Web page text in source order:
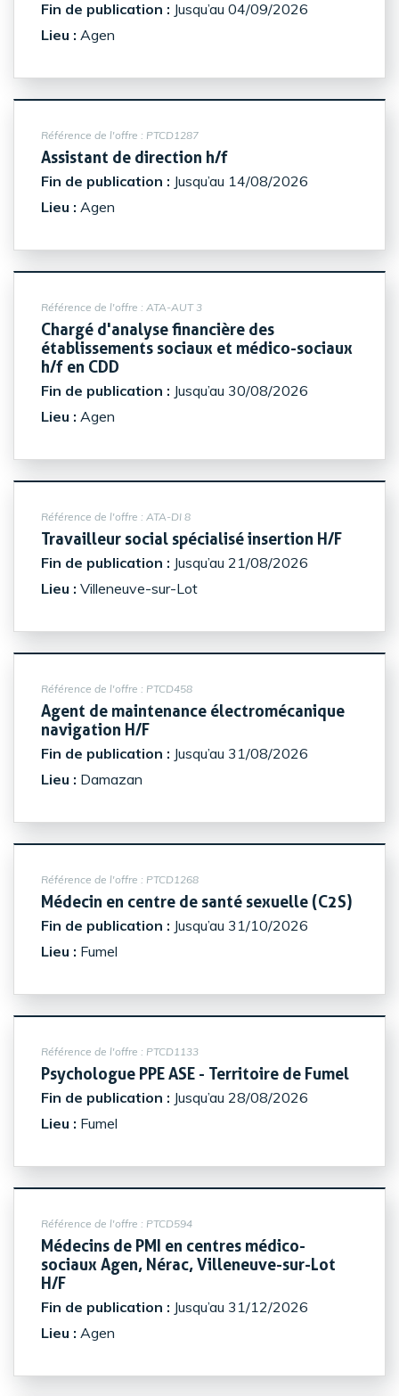
Fin de publication : Jusqu’au 04/09/2026
Lieu : Agen
Référence de l'offre : PTCD1287
Assistant de direction h/f(Nouvelle fenêtre)
Fin de publication : Jusqu’au 14/08/2026
Lieu : Agen
Référence de l'offre : ATA-AUT 3
Chargé d'analyse financière des
établissements sociaux et médico-sociaux
h/f en CDD
Fin de publication : Jusqu’au 30/08/2026
Lieu : Agen
Référence de l'offre : ATA-DI 8
Travailleur social spécialisé insertion H/F
Fin de publication : Jusqu’au 21/08/2026
Lieu : Villeneuve-sur-Lot
Référence de l'offre : PTCD458
Agent de maintenance électromécanique
navigation H/F(Nouvelle fenêtre)
Fin de publication : Jusqu’au 31/08/2026
Lieu : Damazan
Référence de l'offre : PTCD1268
Médecin en centre de santé sexuelle (C2S)
Fin de publication : Jusqu’au 31/10/2026
Lieu : Fumel
Référence de l'offre : PTCD1133
Psychologue PPE ASE - Territoire de Fumel
Fin de publication : Jusqu’au 28/08/2026
Lieu : Fumel
Référence de l'offre : PTCD594
Médecins de PMI en centres médico-
sociaux Agen, Nérac, Villeneuve-sur-Lot
H/F(Nouvelle fenêtre)
Fin de publication : Jusqu’au 31/12/2026
Lieu : Agen